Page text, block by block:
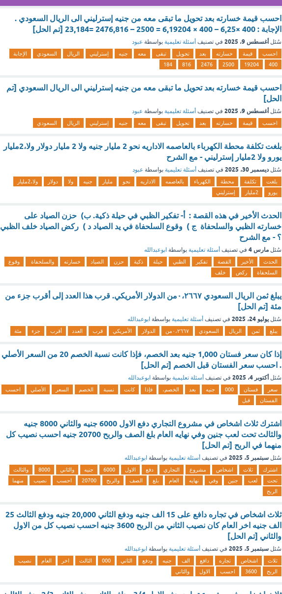
احسب قيمة خسارته بعد تحويل ما تبقى معه من جنيه إسترليني الى الريال السعودي .
الإجابة : 400 ×6,25 – 400 × 6,19204 = 2500 – 2476,816 =23,184 [تم الحل]
سُئل أغسطس 9، 2025 في تصنيف أسئلة تعليمية بواسطة عبود
احسب قيمة خسارته بعد تحويل تبقى معه جنيه إسترليني الريال السعودي
الإجابة
400
19204
2500
2476
816
184
احسب قيمة خسارته بعد تحويل ما تبقى معه من جنيه إسترليني الى الريال السعودي [تم
الحل]
سُئل أغسطس 9، 2025 في تصنيف أسئلة تعليمية بواسطة عبود
احسب قيمة خسارته بعد تحويل تبقى معه جنيه إسترليني الريال السعودي
بلغت تكلفة محطة الكهرباء بالعاصمه الاداريه نحو 2 مليار جنيه ولا 2 مليار دولار ولا،2مليار
يورو ولا 2مليار إسترليني - مع الشرح
سُئل ديسمبر 30، 2025 في تصنيف أسئلة تعليمية بواسطة عبود
بلغت تكلفة محطة الكهرباء بالعاصمه الاداريه نحو مليار جنيه ولا دولار
ولا،2مليار
يورو
2مليار إسترليني
الحدث الأخير في هذه القصة : أ- تفكير الظبي في حيلة ذكية. ب) حزن الصياد على
خسارته الظبي والسلحفاة ج ) وقوع السلحفاة في يد الصياد د ) ركض الصياد خلف الظبي
؟ - مع الشرح
سُئل مارس 4 في تصنيف أسئلة تعليمية بواسطة ابوعبدالله
الحدث الأخير القصة تفكير الظبي حيلة ذكية حزن الصياد خسارته والسلحفاة
وقوع
السلحفاة
ركض خلف
يبلغ ثمن الريال السعودي ٠،٢٦٦٧من الدولار الأمريكي. قرب هذا العدد إلى أقرب جزء من
مئة [تم الحل]
سُئل يوليو 24، 2025 في تصنيف أسئلة تعليمية بواسطة ابوعبدالله
يبلغ ثمن الريال السعودي ٠،٢٦٦٧من الدولار الأمريكي قرب العدد أقرب جزء مئة
إذا كان سعر فستان 1,000 جنيه بعد الخصم، فإذا كانت نسبة الخصم 20 من السعر الأصلي
. احسب سعر الفستان قبل الخصم [تم الحل]
سُئل أكتوبر 4، 2025 في تصنيف أسئلة تعليمية بواسطة ابوعبدالله
سعر فستان 000 جنيه بعد الخصم، فإذا كانت نسبة الخصم السعر الأصلي
احسب
الفستان
قبل
اشترك ثلاث اشخاص في مشروع التجاري دفع الاول 6000 جنيه والثاني 8000 جنيه
والثالث تحت لعب جنين وفي نهايه العام بلغ الصف والربح 20700 جنيه احسب نصيب كل
منهما في الربح [تم الحل]
سُئل سبتمبر 5، 2025 في تصنيف أسئلة تعليمية بواسطة ابوعبدالله
اشترك ثلاث اشخاص مشروع التجاري دفع الاول 6000 جنيه والثاني 8000
والثالث
تحت
لعب جنين وفي نهايه العام بلغ الصف والربح 20700 احسب نصيب
منهما
الربح
ثلاث اشخاص في تجاره دافع على 15 الف جنيه ودفع الثاني 20,000 جنيه ودفع الثالث 25
الف جنيه اخر العام كان نصيب الثاني من الربح 3600 جنيه احسب نصيب كل من الاول
والثاني [تم الحل]
سُئل سبتمبر 5، 2025 في تصنيف أسئلة تعليمية بواسطة ابوعبدالله
ثلاث اشخاص تجاره دافع الف جنيه ودفع الثاني 000 الثالث اخر العام
نصيب
الربح
3600 احسب الاول والثاني